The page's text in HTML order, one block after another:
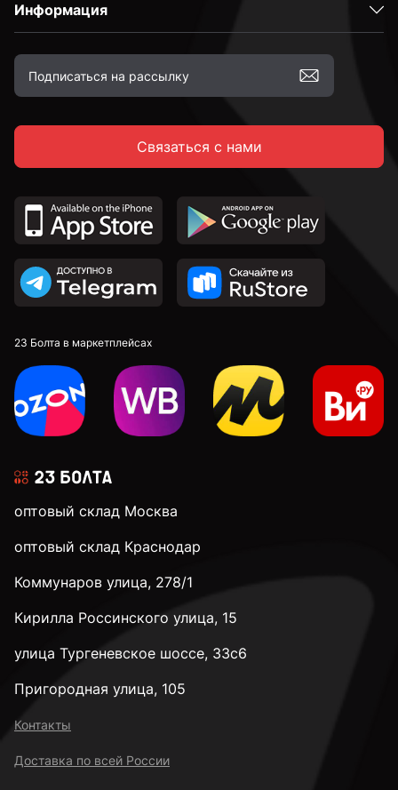
Высокопрочные
С полной резьбой
С неполной резьбой
DIN 912 с внутренним шестигранником и
цилиндрической головкой
DIN 7991 c потайной головкой и внутренним
шестигранником
DIN 913 установочные с внутренним шестигранником
к.п. 4,8
к.п. 10,9
к.п. 12,9
Информация
Связаться с нами
23 Болта в маркетплейсах
оптовый склад Москва
оптовый склад Краснодар
Коммунаров улица, 278/1
Кирилла Россинского улица, 15
улица Тургеневское шоссе, 33с6
Пригородная улица, 105
Контакты
Доставка по всей России